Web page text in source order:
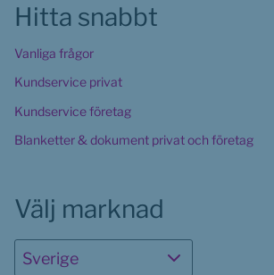
Hitta snabbt
Vanliga frågor
Kundservice privat
Kundservice företag
Blanketter & dokument privat och företag
Välj marknad
Sverige